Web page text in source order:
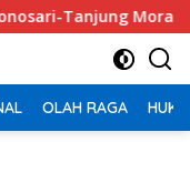
Morawa
OLAH RAGA